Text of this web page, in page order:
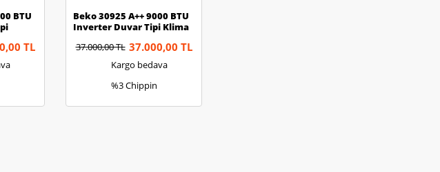
BTU
TL
Beko 30925 A++ 9000 BTU
Inverter Duvar Tipi Klima
37.000,00 TL 37.000,00 TL
Kargo bedava
%3 Chippin